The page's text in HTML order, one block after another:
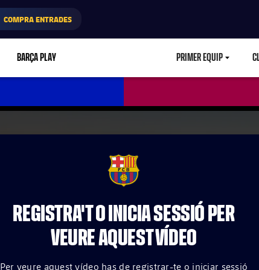
COMPRA ENTRADES
BARÇA PLAY PRIMER EQUIP
FCB Barcelona badge
REGISTRA'T O INICIA SESSIÓ PER
VEURE AQUEST VÍDEO
Per veure aquest vídeo has de registrar-te o iniciar sessió